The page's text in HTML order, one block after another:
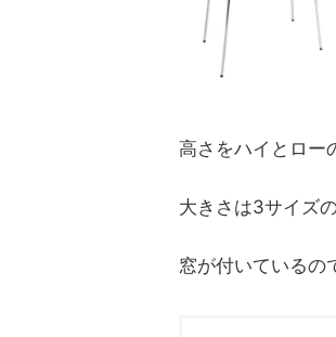
高さをハイとロー
大きさは3サイズ
窓が付いているの